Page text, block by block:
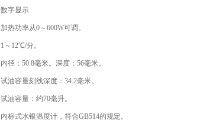
数字显示
加热功率从0～600W可调。
1～12℃/分。
内径：50.8毫米。深度：56毫米。
试油容量刻线深度：34.2毫米。
试油容量：约70毫升。
内标式水银温度计，符合GB514的规定。